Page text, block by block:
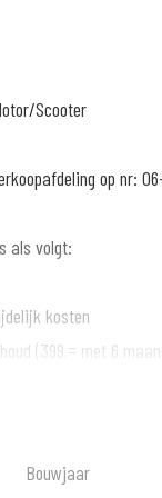
Scooter
op nr:
als volgt:
kosten
(399,= met 6
Bouwjaar